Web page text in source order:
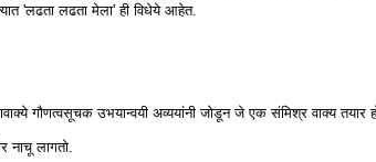
'लढता लढता मेला' ही विधेये आहेत.
गौणत्वसूचक उभयान्वयी अव्ययांनी जोडून जे एक संमिश्र वाक्य तयार
नाचू लागतो.